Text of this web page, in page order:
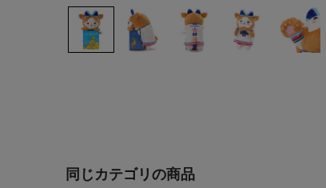
同じカテゴリの商品